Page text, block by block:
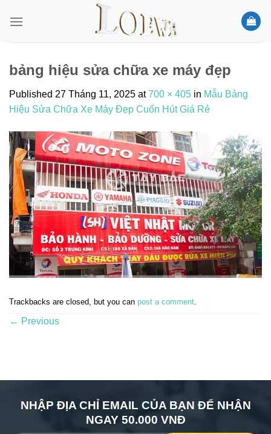
bảng hiệu sửa chữa xe máy đẹp
Published 27 Tháng 11, 2025 at700 × 405 in Mẫu Bảng
Hiệu Sửa Chữa Xe Máy Đẹp Cuốn Hút Giá Rẻ
Trackbacks are closed, but you can post a comment.
← Previous
NHẬP ĐỊA CHỈ EMAIL CỦA BẠN ĐỂ NHẬN
NGAY 50.000 VNĐ